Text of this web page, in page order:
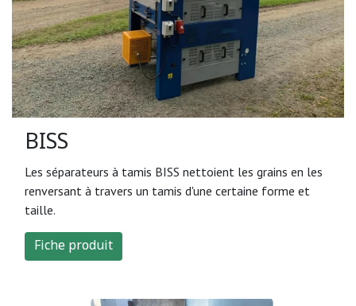
BISS
Les séparateurs à tamis BISS nettoient les grains en les
renversant à travers un tamis d'une certaine forme et
taille.
Fiche produit